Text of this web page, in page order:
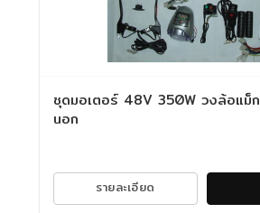
ชุดมอเตอร์ 48V 350W วงล้อแม็
นอก
รายละเอียด